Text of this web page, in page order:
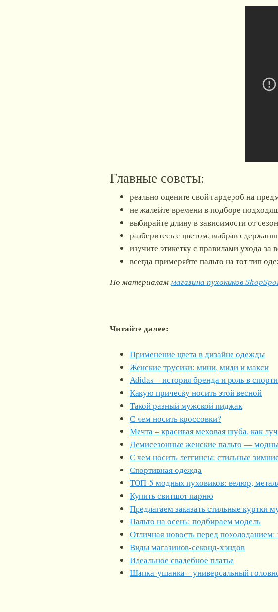
Главные советы:
реально оцените свой гардероб на
не жалейте времени в подборе
выбирайте длину в зависимости от
разберитесь с цветом, выбрав
изучите этикетку с правилами ухода за
всегда примеряйте пальто на тот тип
По материаламмагазина пухокиков
Читайте далее:
Применение цвета в дизайне одежды
Женские трусики: мини, миди и макси
Adidas – история бренда и роль в
Какую прическу носить этой весной
Такой разный мужской пиджак
С чем носить кроссовки?
Мечта – красивая меховая шуба, как
Демисезонные женские пальто —
С чем носить леггинсы: стильные
Спортивная одежда
ТОП-5 модных пуховиков: велюр,
Купить свитшот парню
Предлагаем заказать стильные куртки
Пальто на осень: подбираем модель
Отличная новость перед
Виды магазинов-секонд-хэндов
Идеальное свадебное платье
Шапка-ушанка – универсальный